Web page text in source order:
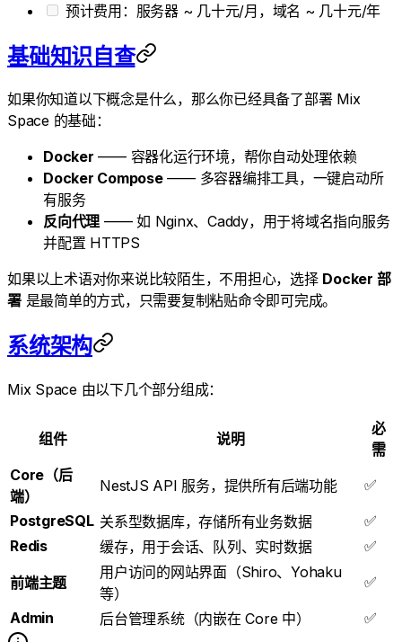
预计费用：服务器 ~ 几十元/月，域名 ~ 几十元/年
基础知识自查
如果你知道以下概念是什么，那么你已经具备了部署 Mix
Space 的基础：
Docker —— 容器化运行环境，帮你自动处理依赖
Docker Compose—— 多容器编排工具，一键启动所
有服务
反向代理 —— 如 Nginx、Caddy，用于将域名指向服务
并配置 HTTPS
如果以上术语对你来说比较陌生，不用担心，选择 Docker 部
署是最简单的方式，只需要复制粘贴命令即可完成。
系统架构
Mix Space 由以下几个部分组成：
组件 说明
必
需
Core（后
端）
NestJS API 服务，提供所有后端功能
✅
PostgreSQL 关系型数据库，存储所有业务数据
✅
Redis
缓存，用于会话、队列、实时数据 ✅
前端主题
用户访问的网站界面（Shiro、Yohaku
等）
✅
Admin
后台管理系统（内嵌在 Core 中） ✅